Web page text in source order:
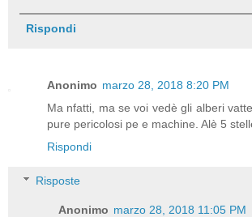
Rispondi
Anonimo marzo 28, 2018 8:20 PM
Ma nfatti, ma se voi vedè gli alberi
pure pericolosi pe e machine. Alè 5
Rispondi
Risposte
Anonimo marzo 28, 2018 11:05 PM